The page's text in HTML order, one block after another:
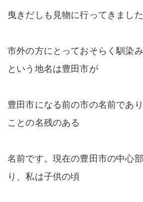
曳きだしも見物に行ってきました
市外の方にとっておそらく馴染
という地名は豊田市が
豊田市になる前の市の名前であ
ことの名残のある
名前です。現在の豊田市の中心
り、私は子供の頃